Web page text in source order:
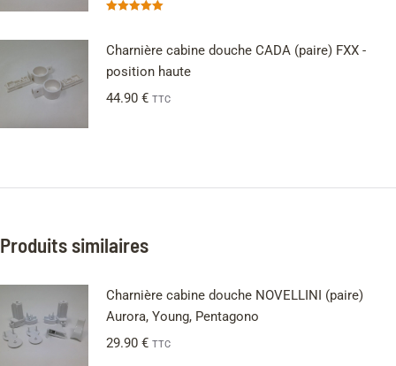
Charnière cabine douche CADA (paire) FXX -
position haute
44.90 € TTC
Produits similaires
Charnière cabine douche NOVELLINI (paire)
Aurora, Young, Pentagono
29.90 € TTC